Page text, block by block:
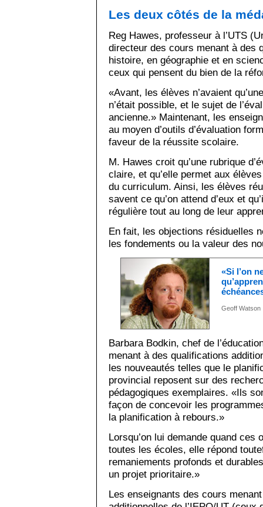
Les deux côtés de la
Reg Hawes, professeur à l’UTS
directeur des cours menant à des
histoire, en géographie et en
ceux qui pensent du bien de la
«Avant, les élèves n’avaient
n’était possible, et le sujet de
ancienne.» Maintenant, les
au moyen d’outils d’évaluation
faveur de la réussite scolaire.
M. Hawes croit qu’une rubrique
claire, et qu’elle permet aux
du curriculum. Ainsi, les élèves
savent ce qu’on attend d’eux et
régulière tout au long de leur
En fait, les objections résiduelles
les fondements ou la valeur des
«Si l’on
Geoff Watson
Barbara Bodkin, chef de
menant à des qualifications
les nouveautés telles que le
provincial reposent sur des
pédagogiques exemplaires. «Ils
façon de concevoir les
la planification à rebours.»
Lorsqu’on lui demande quand
toutes les écoles, elle répond
remaniements profonds et
un projet prioritaire.»
Les enseignants des cours